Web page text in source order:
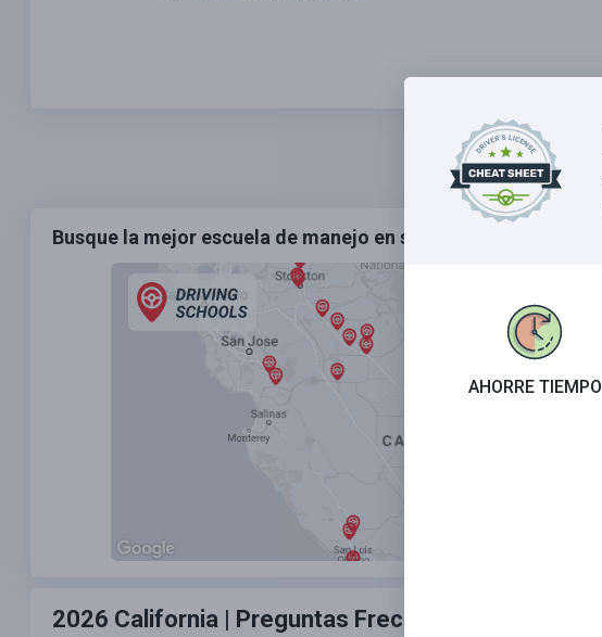
Busque la mejor escuela de manejo en su vecindario
2026 California | Preguntas Frecuentes
AHORRE TIEMPO